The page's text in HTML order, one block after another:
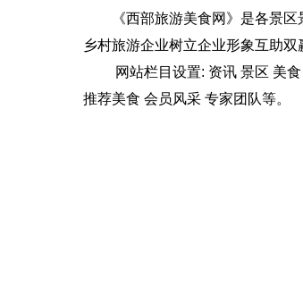
《西部旅游美食网》是各景
乡村旅游企业树立企业形象互助双
网站栏目设置: 资讯 景区 美
推荐美食 会员风采 专家团队等。